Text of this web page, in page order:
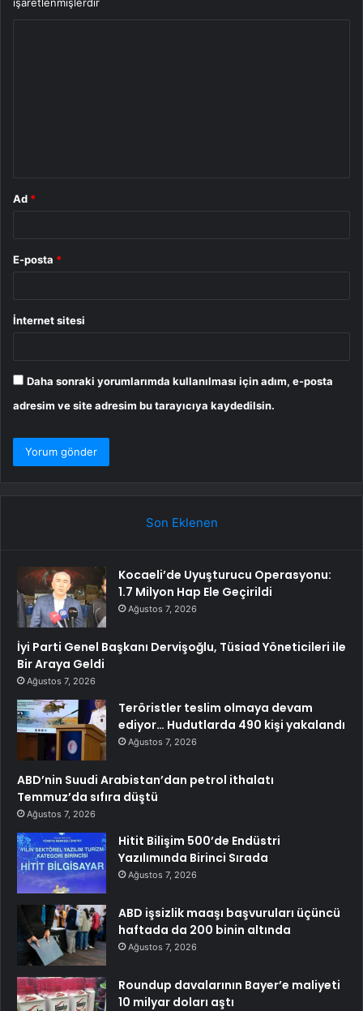
Ad *
E-posta *
İnternet sitesi
Daha sonraki yorumlarımda kullanılması için adım, e-posta
adresim ve site adresim bu tarayıcıya kaydedilsin.
Son Eklenen
Kocaeli’de Uyuşturucu Operasyonu:
1.7 Milyon Hap Ele Geçirildi
Ağustos 7, 2026
İyi Parti Genel Başkanı Dervişoğlu, Tüsiad Yöneticileri ile
Bir Araya Geldi
Ağustos 7, 2026
Teröristler teslim olmaya devam
ediyor… Hudutlarda 490 kişi yakalandı
Ağustos 7, 2026
ABD’nin Suudi Arabistan’dan petrol ithalatı
Temmuz’da sıfıra düştü
Ağustos 7, 2026
Hitit Bilişim 500’de Endüstri
Yazılımında Birinci Sırada
Ağustos 7, 2026
ABD işsizlik maaşı başvuruları üçüncü
haftada da 200 binin altında
Ağustos 7, 2026
Roundup davalarının Bayer’e maliyeti
10 milyar doları aştı